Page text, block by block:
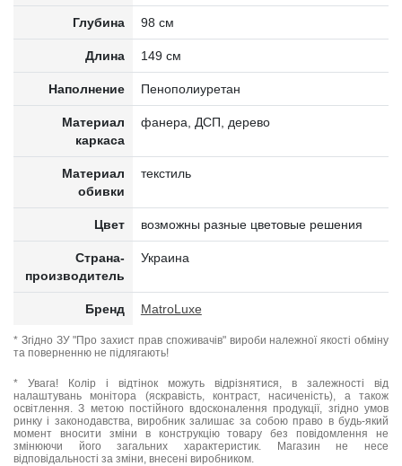
Глубина 98 см
Длина 149 см
Наполнение Пенополиуретан
Материал
каркаса
фанера, ДСП, дерево
Материал
обивки
текстиль
Цвет возможны разные цветовые решения
Страна-
производитель
Украина
Бренд MatroLuxe
* Згідно ЗУ "Про захист прав споживачів" вироби належної якості обміну
та поверненню не підлягають!
* Увага! Колір і відтінок можуть відрізнятися, в залежності від
налаштувань монітора (яскравість, контраст, насиченість), а також
освітлення. З метою постійного вдосконалення продукції, згідно умов
ринку і законодавства, виробник залишає за собою право в будь-який
момент вносити зміни в конструкцію товару без повідомлення не
змінюючи його загальних характеристик. Магазин не несе
відповідальності за зміни, внесені виробником.